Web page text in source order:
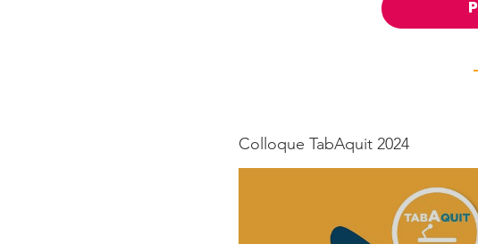
Colloque TabAquit 2024